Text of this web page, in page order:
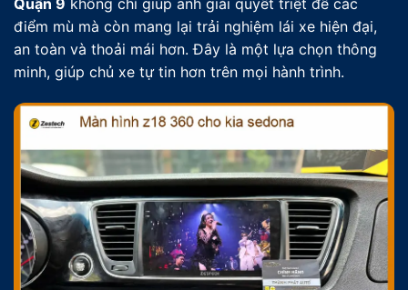
Quận 9 không chỉ giúp anh giải quyết triệt để các
điểm mù mà còn mang lại trải nghiệm lái xe hiện đại,
an toàn và thoải mái hơn. Đây là một lựa chọn thông
minh, giúp chủ xe tự tin hơn trên mọi hành trình.